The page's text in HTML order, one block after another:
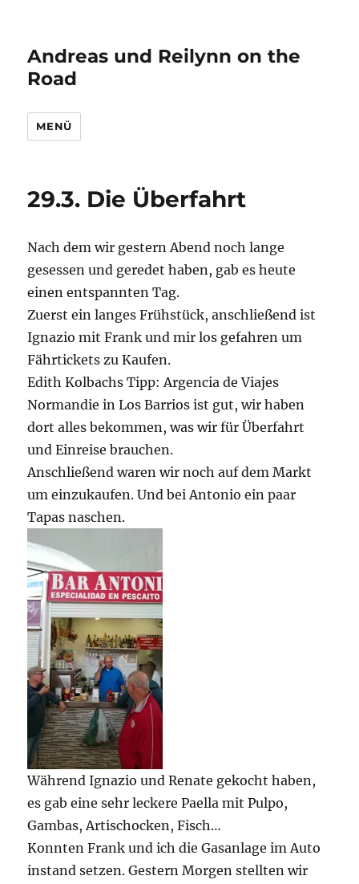
Andreas und Reilynn on the
Road
MENÜ
29.3. Die Überfahrt
Nach dem wir gestern Abend noch lange
gesessen und geredet haben, gab es heute
einen entspannten Tag.
Zuerst ein langes Frühstück, anschließend ist
Ignazio mit Frank und mir los gefahren um
Fährtickets zu Kaufen.
Edith Kolbachs Tipp: Argencia de Viajes
Normandie in Los Barrios ist gut, wir haben
dort alles bekommen, was wir für Überfahrt
und Einreise brauchen.
Anschließend waren wir noch auf dem Markt
um einzukaufen. Und bei Antonio ein paar
Tapas naschen.
Während Ignazio und Renate gekocht haben,
es gab eine sehr leckere Paella mit Pulpo,
Gambas, Artischocken, Fisch…
Konnten Frank und ich die Gasanlage im Auto
instand setzen. Gestern Morgen stellten wir